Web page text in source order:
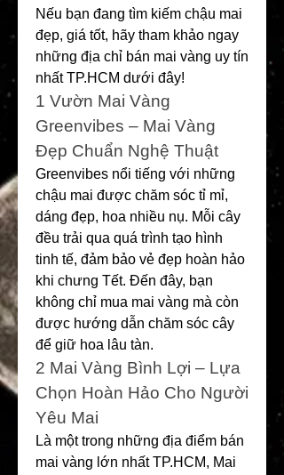
Nếu bạn đang tìm kiếm chậu mai
đẹp, giá tốt, hãy tham khảo ngay
những địa chỉ bán mai vàng uy tín
nhất TP.HCM dưới đây!
1️ Vườn Mai Vàng
Greenvibes – Mai Vàng
Đẹp Chuẩn Nghệ Thuật
Greenvibes nổi tiếng với những
chậu mai được chăm sóc tỉ mỉ,
dáng đẹp, hoa nhiều nụ. Mỗi cây
đều trải qua quá trình tạo hình
tinh tế, đảm bảo vẻ đẹp hoàn hảo
khi chưng Tết. Đến đây, bạn
không chỉ mua mai vàng mà còn
được hướng dẫn chăm sóc cây
để giữ hoa lâu tàn.
2️ Mai Vàng Bình Lợi – Lựa
Chọn Hoàn Hảo Cho Người
Yêu Mai
Là một trong những địa điểm bán
mai vàng lớn nhất TP.HCM, Mai